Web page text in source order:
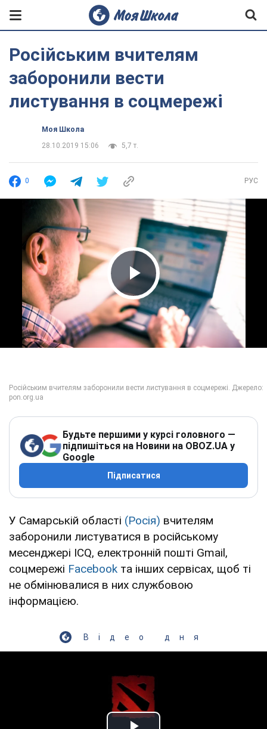
Російським вчителям
заборонили вести
листування в соцмережі
Моя Школа
28.10.2019 15:06
5,7 т.
0 РУС
Play Video
Будьте першими у курсі головного —
підпишіться на Новини на OBOZ.UA у
Google
Підписатися
У Самарській області (Росія) вчителям
заборонили листуватися в російському
месенджері ICQ, електронній пошті Gmail,
соцмережі Facebook та інших сервісах, щоб ті
не обмінювалися в них службовою
інформацією.
Відео дня